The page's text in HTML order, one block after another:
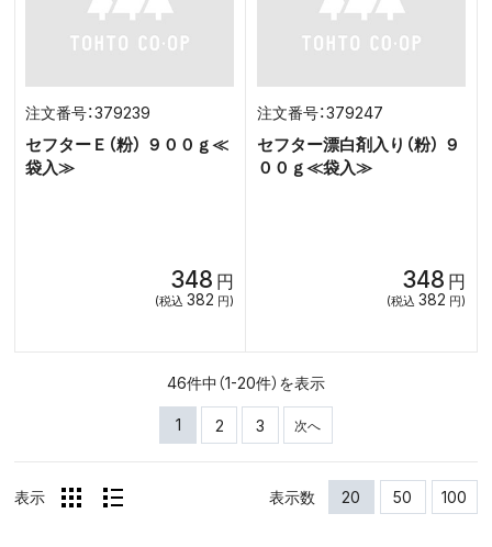
379239
セフターＥ（粉） ９００ｇ≪
袋入≫
348 円
(税込 382 円)
379247
セフター漂白剤入り（粉） ９
００ｇ≪袋入≫
348 円
(税込 382 円)
46件中（1-20件）を表示
1 2 3 次へ
表示 表示数 20 50 100